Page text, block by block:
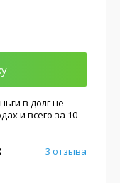
в долг не
и всего за 10
3 отзыва